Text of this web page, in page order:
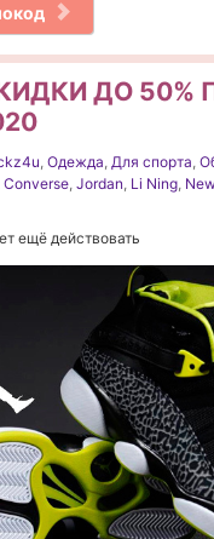
ДО 50%
Одежда Для спорта
Converse Jordan Li Ning
ещё действовать